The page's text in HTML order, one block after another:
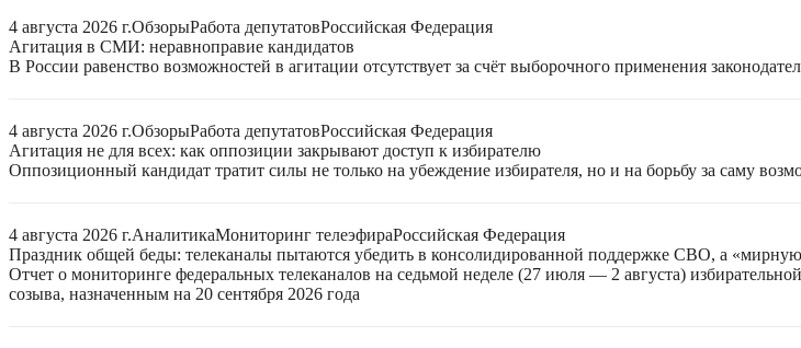
4 августа 2026 г.ОбзорыРабота депутатовРоссийская Федерация
Агитация в СМИ: неравноправие кандидатов
В России равенство возможностей в агитации отсутствует за счёт выборочного применения
4 августа 2026 г.ОбзорыРабота депутатовРоссийская Федерация
Агитация не для всех: как оппозиции закрывают доступ к избирателю
Оппозиционный кандидат тратит силы не только на убеждение избирателя, но и на борьбу за саму
4 августа 2026 г.АналитикаМониторинг телеэфираРоссийская Федерация
Праздник общей беды: телеканалы пытаются убедить в консолидированной поддержке СВО, а
Отчет о мониторинге федеральных телеканалов на седьмой неделе (27 июля — 2 августа)
созыва, назначенным на 20 сентября 2026 года